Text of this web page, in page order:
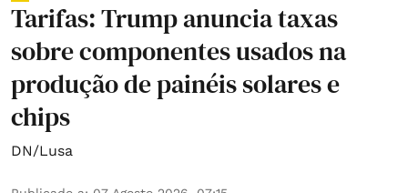
Tarifas: Trump anuncia taxas
sobre componentes usados na
produção de painéis solares e
chips
DN/Lusa